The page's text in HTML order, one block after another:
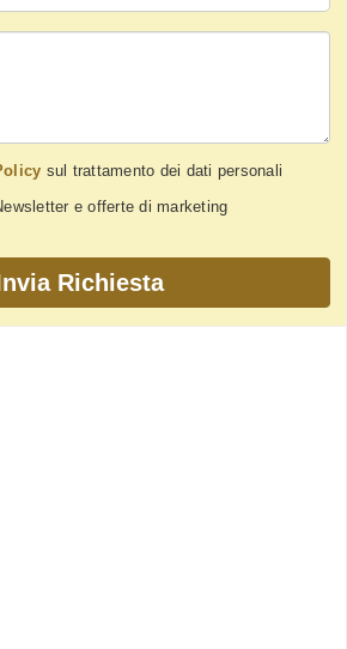
sul trattamento dei dati personali
e offerte di marketing